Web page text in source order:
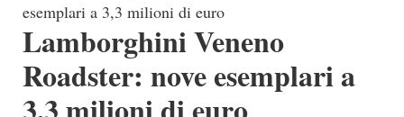
esemplari a 3,3 milioni di euro
Lamborghini Veneno
Roadster: nove esemplari a